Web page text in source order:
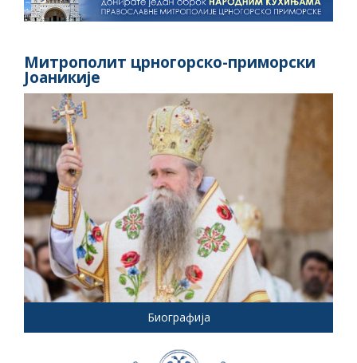
Митрополит црногорско-приморски
Јоаникије
Биографија